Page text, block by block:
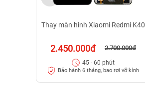
Thay màn hình Xiaomi Redmi K40
2.450.000đ 2.700.000đ
45 - 60 phút
Bảo hành 6 tháng, bao rơi vỡ kính